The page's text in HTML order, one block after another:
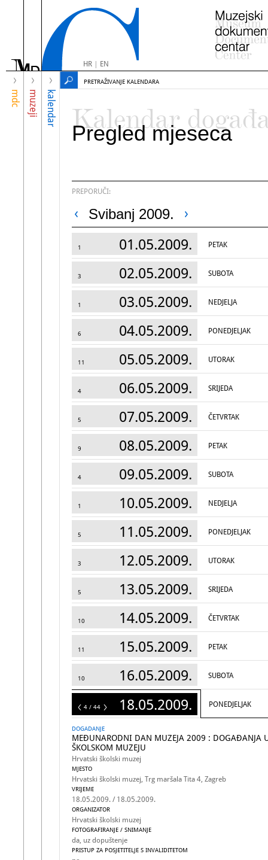
HR| EN
mdc muzeji kalendar
PRETRAŽIVANJE KALENDARA
Kalendar
Pregled mjeseca
PREPORUČI:
Svibanj 2009.
1 01.05.2009. PETAK
3 02.05.2009. SUBOTA
1 03.05.2009. NEDJELJA
6 04.05.2009. PONEDJELJAK
11 05.05.2009. UTORAK
4 06.05.2009. SRIJEDA
5 07.05.2009. ČETVRTAK
9 08.05.2009. PETAK
4 09.05.2009. SUBOTA
1 10.05.2009. NEDJELJA
5 11.05.2009. PONEDJELJAK
3 12.05.2009. UTORAK
5 13.05.2009. SRIJEDA
10 14.05.2009. ČETVRTAK
11 15.05.2009. PETAK
10 16.05.2009. SUBOTA
44 18.05.2009. PONEDJELJAK
4 / 44
DOGADANJE
MEĐUNARODNI DAN MUZEJA 2009 : DOGAĐANJA
ŠKOLSKOM MUZEJU
Hrvatski školski muzej
MJESTO
Hrvatski školski muzej, Trg maršala Tita 4, Zagreb
VRIJEME
18.05.2009. / 18.05.2009.
ORGANIZATOR
Hrvatski školski muzej
FOTOGRAFIRANJE / SNIMANJE
da, uz dopuštenje
PRISTUP ZA POSJETITELJE S INVALIDITETOM